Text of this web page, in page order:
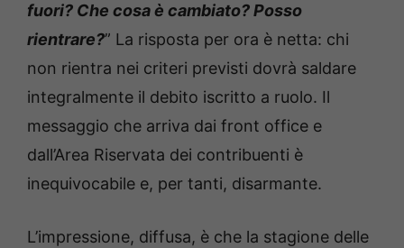
fuori? Che cosa è cambiato? Posso
rientrare?” La risposta per ora è netta: chi
non rientra nei criteri previsti dovrà saldare
integralmente il debito iscritto a ruolo. Il
messaggio che arriva dai front office e
dall’Area Riservata dei contribuenti è
inequivocabile e, per tanti, disarmante.
L’impressione, diffusa, è che la stagione delle